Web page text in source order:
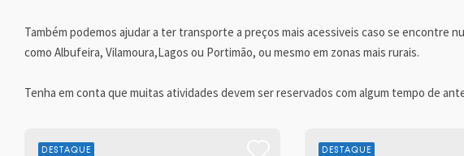
Também podemos ajudar a ter transporte a preços mais acessiveis caso se encontre
como Albufeira, Vilamoura,Lagos ou Portimão, ou mesmo em zonas mais rurais.
Tenha em conta que muitas atividades devem ser reservados com algum tempo de
DESTAQUE DESTAQUE